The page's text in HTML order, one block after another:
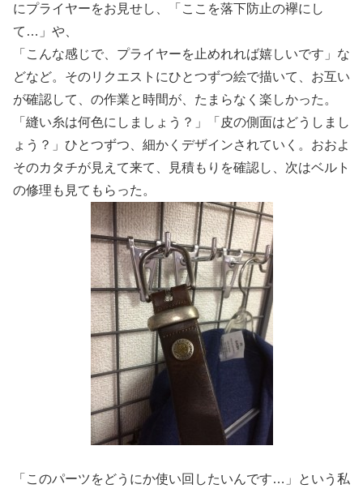
にプライヤーをお見せし、「ここを落下防止の襷にし
て…」や、
「こんな感じで、プライヤーを止めれれば嬉しいです」な
どなど。そのリクエストにひとつずつ絵で描いて、お互い
が確認して、の作業と時間が、たまらなく楽しかった。
「縫い糸は何色にしましょう？」「皮の側面はどうしまし
ょう？」ひとつずつ、細かくデザインされていく。おおよ
そのカタチが見えて来て、見積もりを確認し、次はベルト
の修理も見てもらった。
「このパーツをどうにか使い回したいんです…」という私